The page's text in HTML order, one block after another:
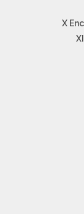
X